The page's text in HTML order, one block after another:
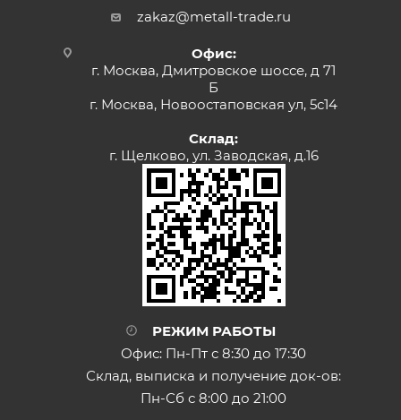
zakaz@metall-trade.ru
Офис:
г. Москва, Дмитровское шоссе, д 71
Б
г. Москва, Новоостаповская ул, 5с14
Склад:
г. Щелково, ул. Заводская, д.16
РЕЖИМ РАБОТЫ
Офис: Пн-Пт с 8:30 до 17:30
Склад, выписка и получение док-ов:
Пн-Сб с 8:00 до 21:00